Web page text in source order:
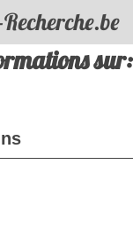
sur: